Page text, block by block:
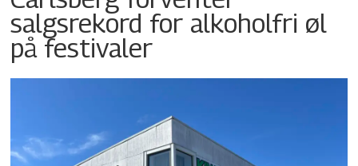
salgsrekord for alkoholfri øl
på festivaler